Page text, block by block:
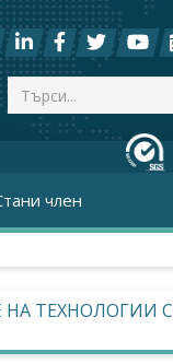
член
ТЕХНОЛОГИИ С